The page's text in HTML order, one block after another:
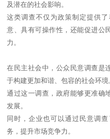
及潜在的社会影响。
这类调查不仅为政策制定提供
意、具有可操作性，还能促进公
力。
在民主社会中，公众民意调查是
于构建更加和谐、包容的社会环境
通过这一调查，政府能够更准确
发展。
同时，企业也可以通过民意调
务，提升市场竞争力。